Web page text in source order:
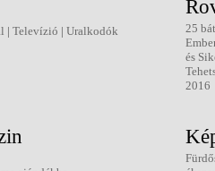
| Televízió | Uralkodók
25
és
2016